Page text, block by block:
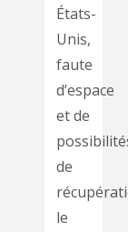
États-
Unis,
faute
d’espace
et de
de
le